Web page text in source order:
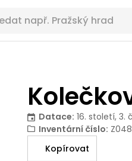
Datace: 16. století, 3.
Inventární číslo:
Kopírovat